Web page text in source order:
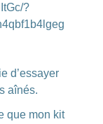
?
d’essayer
aînés.
que mon kit